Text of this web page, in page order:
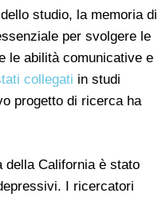
studio, la memoria di
per svolgere le
le abilità comunicative e
collegati in studi
progetto di ricerca ha
della California è stato
I ricercatori